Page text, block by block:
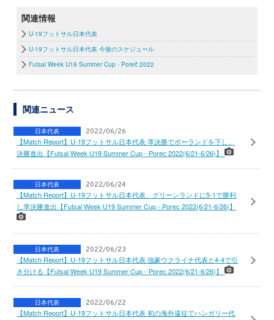
関連情報
U-19フットサル日本代表
U-19フットサル日本代表 今後のスケジュール
Futsal Week U19 Summer Cup - Poreč 2022
関連ニュース
日本代表 2022/06/26
【Match Report】U-19フットサル日本代表 準決勝でポーランドを下し、
決勝進出【Futsal Week U19 Summer Cup - Porec 2022(6/21-6/26)】
日本代表 2022/06/24
【Match Report】U-19フットサル日本代表、グリーンランドに5-1で勝利
し準決勝進出【Futsal Week U19 Summer Cup - Porec 2022(6/21-6/26)】
日本代表 2022/06/23
【Match Report】U-19フットサル日本代表 強豪ウクライナ代表と4-4で引
き分ける【Futsal Week U19 Summer Cup - Porec 2022(6/21-6/26)】
日本代表 2022/06/22
【Match Report】U-19フットサル日本代表 初の海外遠征でハンガリー代